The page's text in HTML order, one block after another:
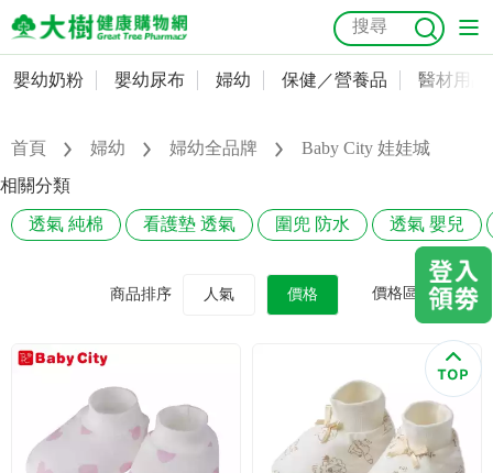
嬰幼奶粉
嬰幼尿布
婦幼
美容／個人清潔
抗菌 尿布 大樹獨家 益生菌 魚油 幼兒米餅 貓砂
奶瓶奶嘴
會員資料及密碼修改
常用收件人清單
訂單查詢
購物金查詢
優惠券領取
嬰幼奶粉 嬰幼尿布 婦幼 保健／營養品 醫材用品
首頁 婦幼 婦幼全品牌
Baby City 娃娃城
相關分類
透氣 純棉 看護墊 透氣 圍兜 防水 透氣 嬰兒
商品排序 人氣 價格 價格區間